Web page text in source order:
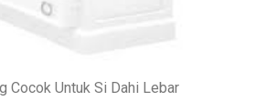
Cocok Untuk Si Dahi Lebar